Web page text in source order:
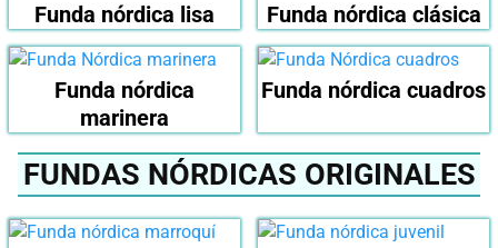
Funda nórdica lisa Funda nórdica clásica
Funda nórdica
marinera
Funda nórdica cuadros
FUNDAS NÓRDICAS ORIGINALES